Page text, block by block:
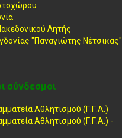
Λητής
"Παναγιώτης Νέτσικας"
σύνδεσμοι
Αθλητισμού (Γ.Γ.Α.)
Αθλητισμού (Γ.Γ.Α.) -